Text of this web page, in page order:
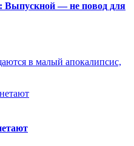
Выпускной — не повод для
в малый апокалипсис,